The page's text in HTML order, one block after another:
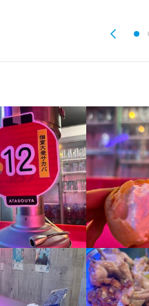
可能です。残業も少なめで、無
スキル
り包丁 ワインの知識 日本酒の知識 焼
食器の知識 サービスマナー テーブルマ
利き
田駅前店
北区堂山町2-11 MKビートルビ
、インセンティブ制度など福利
ルに合わせた働き方が可能】
からOK、平日のみ・土日祝の
副業も可能で、プライベート
スキル
司技術 盛り付け技術 カクテル技法
店舗運営 メニュー開発 仕入れ・食材
物像
で人を喜ばせたい方